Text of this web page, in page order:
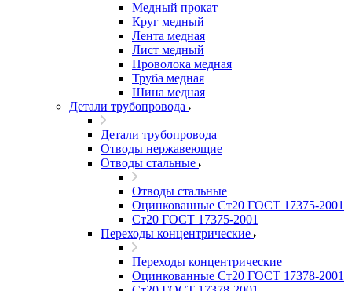
Медный прокат
Круг медный
Лента медная
Лист медный
Проволока медная
Труба медная
Шина медная
Детали трубопровода
Детали трубопровода
Отводы нержавеющие
Отводы стальные
Отводы стальные
Оцинкованные Ст20 ГОСТ 17375-2001
Ст20 ГОСТ 17375-2001
Переходы концентрические
Переходы концентрические
Оцинкованные Ст20 ГОСТ 17378-2001